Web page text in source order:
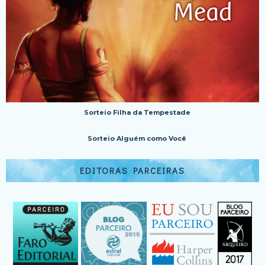
Sorteio Filha da Tempestade
Sorteio Alguém como Você
EDITORAS PARCEIRAS